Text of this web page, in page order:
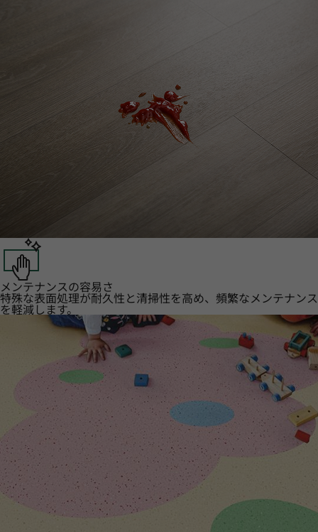
メンテナンスの容易さ
特殊な表面処理が耐久性と清掃性を高め、頻繁なメンテナンス
を軽減します。